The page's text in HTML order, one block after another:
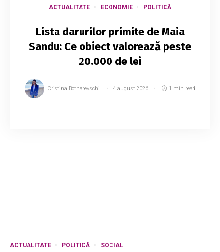
ACTUALITATE ECONOMIE POLITICĂ
Lista darurilor primite de Maia
Sandu: Ce obiect valorează peste
20.000 de lei
Cristina Botnarevschi 4 august 2026 1 min read
ACTUALITATE POLITICĂ SOCIAL